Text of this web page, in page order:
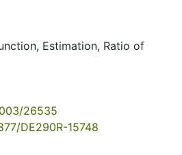
, Estimation, Ratio of
26535
DE290R-15748